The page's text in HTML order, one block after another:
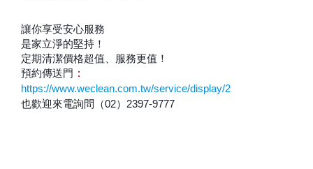
讓你享受安心服務
是家立淨的堅持！
定期清潔價格超值、服務更值！
預約傳送門 ：
https://www.weclean.com.tw/service/display/2
也歡迎來電詢問（02）2397-9777